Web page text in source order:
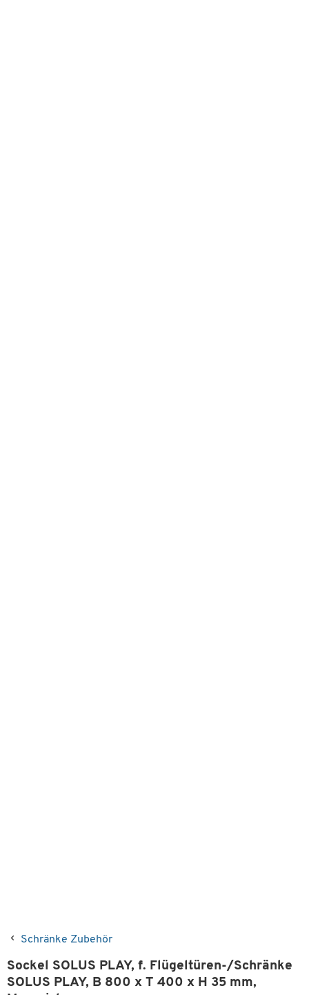
Schränke Zubehör
Sockel SOLUS PLAY, f. Flügeltüren-/Schränke
SOLUS PLAY, B 800 x T 400 x H 35 mm,